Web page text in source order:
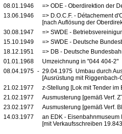
08.01.1946
=> ODE - Oberdirektion der
13.06.1946
=> D.O.C.F. - Détachement
[nach Auflösung der
30.08.1947
=> SWDE -
15.10.1949
=> SWDE - Deutsche
18.12.1951
=> DB - Deutsche
01.01.1968
Umzeichnung in "044 404-2"
08.04.1975 - 29.04.1975 Umbau durch
[Ausrüstung mit
21.02.1977
z-Stellung [Lok mit Tender
21.02.1977
Ausmusterung [gemäß Verf.
23.02.1977
Ausmusterung [gemäß Verf.
14.03.1977
an EDK -
[mit Verkaufsschreiben